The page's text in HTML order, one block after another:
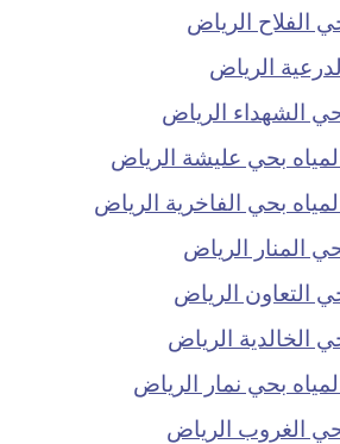
الفلاح الرياض
الرياض
الشهداء الرياض
بحي عليشة الرياض
بحي الفاخرية الرياض
المنار الرياض
التعاون الرياض
الرياض
بحي نمار الرياض
الغروب الرياض